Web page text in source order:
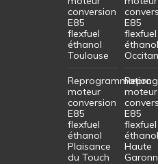
conversion
E85
flexfuel
éthanol
Toulouse
Reprogrammation
moteur
conversion
E85
flexfuel
éthanol
Plaisance
du Touch
E85
flexfuel
éthanol
moteur
E85
flexfuel
éthanol
Haute